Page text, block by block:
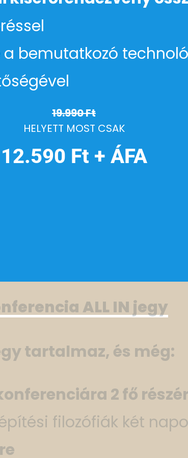
a bemutatkozó
19.990 Ft
HELYETT MOST CSAK
12.590 Ft + ÁFA
ALL IN jegy
tartalmaz, és még:
2 fő
filozófiák két